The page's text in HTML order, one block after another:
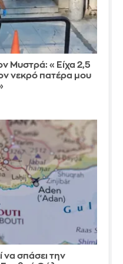
Μυστρά: «Είχα 2,5
νεκρό πατέρα μου
να σπάσει την